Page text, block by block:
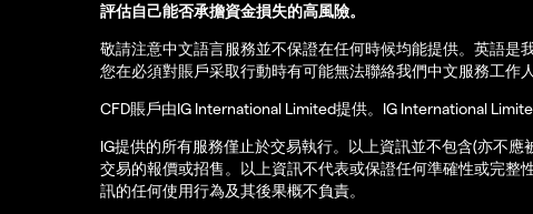
評估自己能否承擔資金損失的高風險。
敬請注意中文語言服務並不保證在任何時候均能提供。英語
您在必須對賬戶采取行動時有可能無法聯絡我們中文服務工作人
CFD賬戶由IG International Limited提供。IG International
IG提供的所有服務僅止於交易執行。以上資訊並不包含(亦不
交易的報價或招售。以上資訊不代表或保證任何準確性或完
訊的任何使用行為及其後果概不負責。